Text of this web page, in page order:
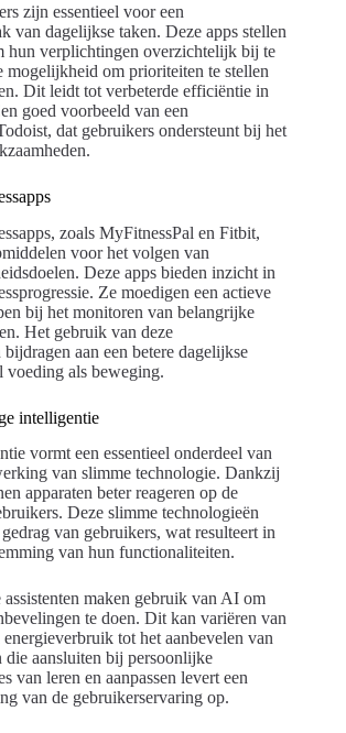
zijn essentieel voor een
van dagelijkse taken. Deze apps stellen
hun verplichtingen overzichtelijk bij te
mogelijkheid om prioriteiten te stellen
Dit leidt tot verbeterde efficiëntie in
goed voorbeeld van een
dat gebruikers ondersteunt bij het
zoals MyFitnessPal en Fitbit,
voor het volgen van
Deze apps bieden inzicht in
Ze moedigen een actieve
bij het monitoren van belangrijke
Het gebruik van deze
aan een betere dagelijkse
voeding als beweging.
intelligentie
vormt een essentieel onderdeel van
van slimme technologie. Dankzij
apparaten beter reageren op de
Deze slimme technologieën
van gebruikers, wat resulteert in
van hun functionaliteiten.
maken gebruik van AI om
te doen. Dit kan variëren van
tot het aanbevelen van
die aansluiten bij persoonlijke
van leren en aanpassen levert een
van de gebruikerservaring op.